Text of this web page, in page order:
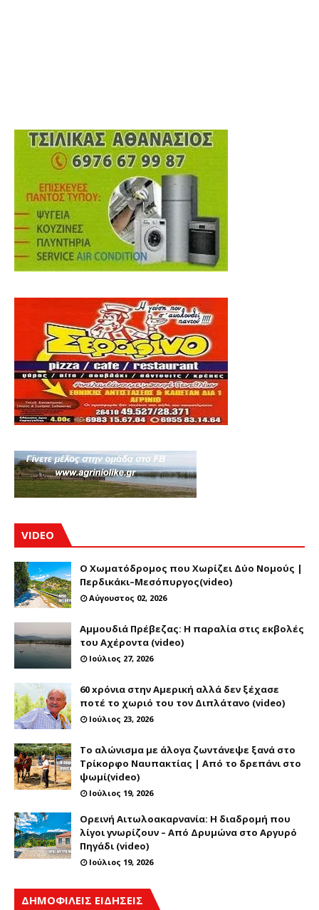
VIDEO
Ο Χωματόδρομος που Χωρίζει Δύο Νομούς |
Περδικάκι–Μεσόπυργος(video)
Αύγουστος 02, 2026
Αμμουδιά Πρέβεζας: Η παραλία στις εκβολές
του Αχέροντα (video)
Ιούλιος 27, 2026
60 xρόνια στην Αμερική αλλά δεν ξέχασε
ποτέ το χωριό του τον Διπλάτανο (video)
Ιούλιος 23, 2026
Το αλώνισμα με άλογα ζωντάνεψε ξανά στο
Τρίκορφο Ναυπακτίας | Από το δρεπάνι στο
ψωμί(video)
Ιούλιος 19, 2026
Ορεινή Αιτωλοακαρνανία: Η διαδρομή που
λίγοι γνωρίζουν – Από Δρυμώνα στο Αργυρό
Πηγάδι (video)
Ιούλιος 19, 2026
ΔΗΜΟΦΙΛΕΙΣ ΕΙΔΗΣΕΙΣ